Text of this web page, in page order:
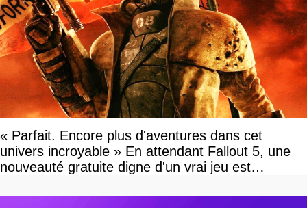
« Parfait. Encore plus d'aventures dans cet
univers incroyable » En attendant Fallout 5, une
nouveauté gratuite digne d'un vrai jeu est